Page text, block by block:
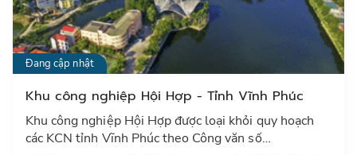
Đang cập nhật
Khu công nghiệp Hội Hợp - Tỉnh Vĩnh Phúc
Khu công nghiệp Hội Hợp được loại khỏi quy hoạch
các KCN tỉnh Vĩnh Phúc theo Công văn số